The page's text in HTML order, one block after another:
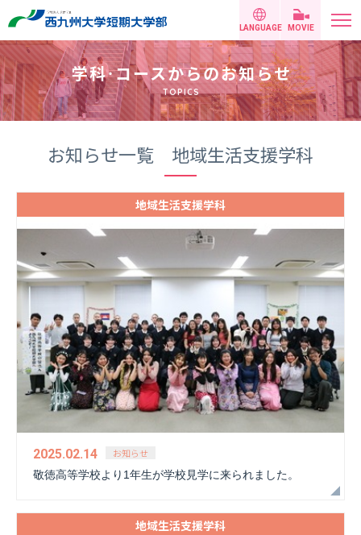
MOVIE
LANGUAGE
学科・コースからのお知らせ
TOPICS
お知らせ一覧 地域生活支援学科
2025.02.14
お知らせ
敬徳高等学校より1年生が学校見学に来られました。
地域生活支援学科
地域生活支援学科